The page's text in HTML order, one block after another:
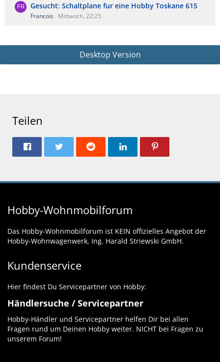
Gesucht: Schaltplane fur eine Hobby Toskane 615
Francois Mittwoch, 22:25
Desktop Version
Teilen
Hobby-Wohnmobilforum
Das Hobby-Wohnmobilforum ist KEIN offizielles Angebot der
Hobby-Wohnwagenwerk, Ing. Harald Striewski GmbH.
Kundenservice
Hier findest Du Servicepartner von Hobby:
Händlersuche / Servicepartner
Hobby-Händler und Servicepartner helfen Dir bei allen
Fragen rund um Deinen Hobby weiter. NICHT bei Fragen zu
unserem Forum!